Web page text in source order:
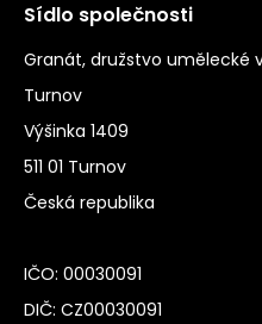
Sídlo společnosti
Granát, družstvo umělecké
Turnov
Výšinka 1409
511 01 Turnov
Česká republika
IČO: 00030091
DIČ: CZ00030091